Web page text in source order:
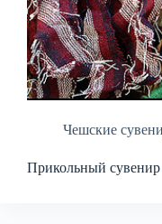
Чешские
Прикольный